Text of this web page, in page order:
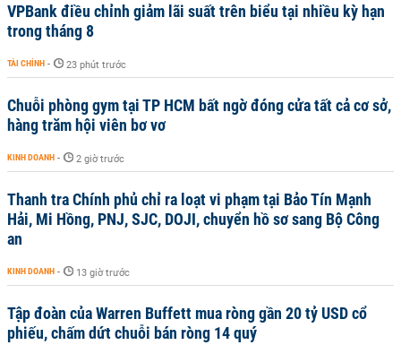
VPBank điều chỉnh giảm lãi suất trên biểu tại nhiều kỳ hạn
trong tháng 8
TÀI CHÍNH - 23 phút trước
Chuỗi phòng gym tại TP HCM bất ngờ đóng cửa tất cả cơ sở,
hàng trăm hội viên bơ vơ
KINH DOANH - 2 giờ trước
Thanh tra Chính phủ chỉ ra loạt vi phạm tại Bảo Tín Mạnh
Hải, Mi Hồng, PNJ, SJC, DOJI, chuyển hồ sơ sang Bộ Công
an
KINH DOANH - 13 giờ trước
Tập đoàn của Warren Buffett mua ròng gần 20 tỷ USD cổ
phiếu, chấm dứt chuỗi bán ròng 14 quý